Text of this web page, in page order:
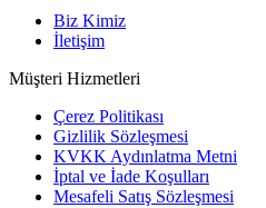
Biz Kimiz
İletişim
Müşteri Hizmetleri
Çerez Politikası
Gizlilik Sözleşmesi
KVKK Aydınlatma Metni
İptal ve İade Koşulları
Mesafeli Satış Sözleşmesi